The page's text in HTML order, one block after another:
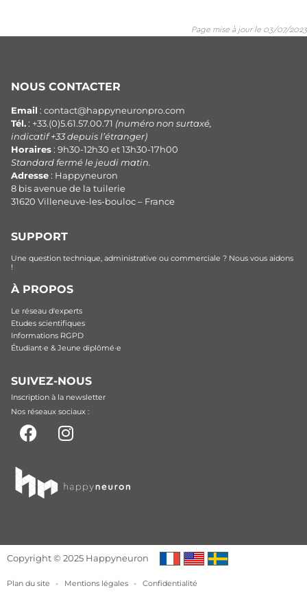
Page mise à jour le 03/07/2023
NOUS CONTACTER
Email : contact@happyneuronpro.com
Tél. : +33.(0)5.61.57.00.71 (numéro non surtaxé,
indicatif +33 depuis l’étranger)
Horaires : 9h30-12h30 et 13h30-17h00
Standard fermé le jeudi matin.
Adresse : Happyneuron
8 bis avenue de la tuilerie
31620 Villeneuve-les-bouloc – France
SUPPORT
Une question technique, administrative ou commerciale ? Nous vous aidons
!
À PROPOS
Le réseau d'experts
Etudes scientifiques
Informations RGPD
Étudiant·e & Jeune diplômé·e
SUIVEZ-NOUS
Inscription à la newsletter
Nos réseaux sociaux :
Copyright © 2025 Happyneuron
Plan du site - Mentions légales - Confidentialité